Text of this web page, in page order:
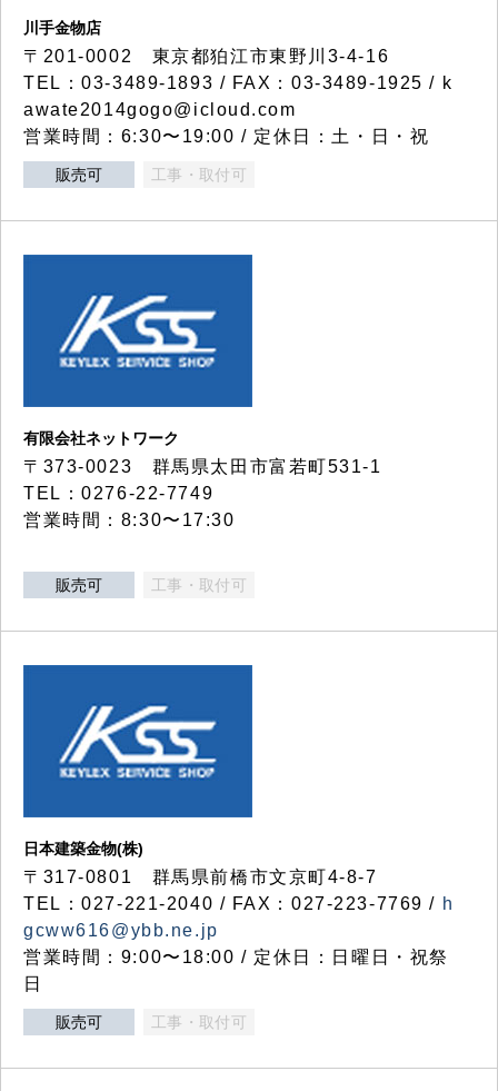
川手金物店
〒201-0002 東京都狛江市東野川3-4-16
TEL：03-3489-1893 / FAX：03-3489-1925 / k
awate2014gogo@icloud.com
営業時間：6:30〜19:00 / 定休日：土・日・祝
販売可 工事・取付可
有限会社ネットワーク
〒373-0023 群馬県太田市富若町531-1
TEL：0276-22-7749
営業時間：8:30〜17:30
販売可 工事・取付可
日本建築金物(株)
〒317‐0801 群馬県前橋市文京町4-8-7
TEL：027-221-2040 / FAX：027-223-7769 / h
gcww616@ybb.ne.jp
営業時間：9:00〜18:00 / 定休日：日曜日・祝祭
日
販売可 工事・取付可